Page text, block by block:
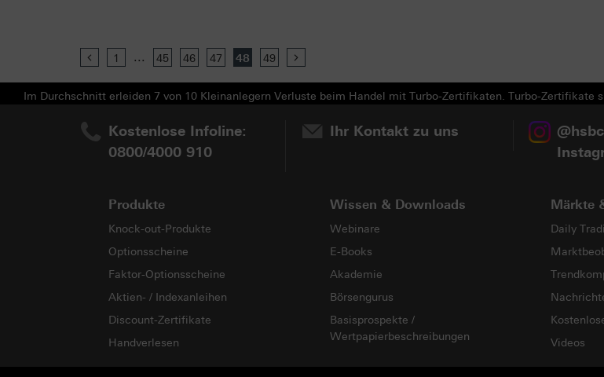
Previous
1 ... 45 46 47 48 49
Im Durchschnitt erleiden 7 von 10 Kleinanlegern Verluste beim Handel mit Turbo-Zertifikaten. Turbo-
Kostenlose Infoline:
0800/4000 910
Ihr Kontakt zu uns
Produkte
Knock-out-Produkte
Optionsscheine
Faktor-Optionsscheine
Aktien- / Indexanleihen
Discount-Zertifikate
Handverlesen
Wissen & Downloads
Webinare
E-Books
Akademie
Börsengurus
Basisprospekte /
Wertpapierbeschreibungen
Märkte
Daily
Videos